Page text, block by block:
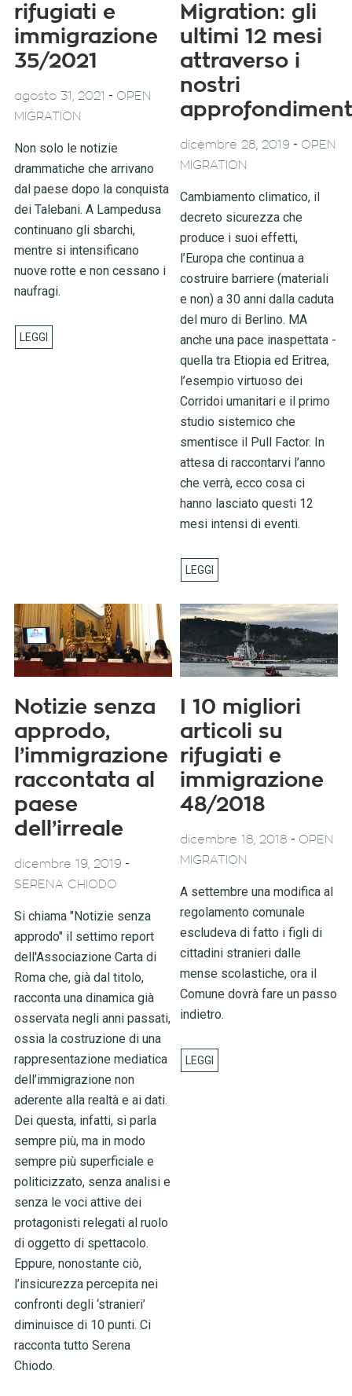
rifugiati e
immigrazione
35/2021
agosto 31, 2021 - OPEN
MIGRATION
Non solo le notizie
drammatiche che arrivano
dal paese dopo la conquista
dei Talebani. A Lampedusa
continuano gli sbarchi,
mentre si intensificano
nuove rotte e non cessano i
naufragi.
Migration: gli
ultimi 12 mesi
attraverso i
nostri
dicembre 28, 2019 - OPEN
MIGRATION
Cambiamento climatico, il
decreto sicurezza che
produce i suoi effetti,
l’Europa che continua a
costruire barriere (materiali
e non) a 30 anni dalla caduta
del muro di Berlino. MA
anche una pace inaspettata -
quella tra Etiopia ed Eritrea,
l’esempio virtuoso dei
Corridoi umanitari e il primo
studio sistemico che
smentisce il Pull Factor. In
attesa di raccontarvi l’anno
che verrà, ecco cosa ci
hanno lasciato questi 12
mesi intensi di eventi.
Notizie senza
approdo,
l’immigrazione
raccontata al
paese
dell’irreale
dicembre 19, 2019 -
SERENA CHIODO
Si chiama "Notizie senza
approdo" il settimo report
dell'Associazione Carta di
Roma che, già dal titolo,
racconta una dinamica già
osservata negli anni passati,
ossia la costruzione di una
rappresentazione mediatica
dell’immigrazione non
aderente alla realtà e ai dati.
Dei questa, infatti, si parla
sempre più, ma in modo
sempre più superficiale e
politicizzato, senza analisi e
senza le voci attive dei
protagonisti relegati al ruolo
di oggetto di spettacolo.
Eppure, nonostante ciò,
l’insicurezza percepita nei
confronti degli ‘stranieri’
diminuisce di 10 punti. Ci
racconta tutto Serena
Chiodo.
I 10 migliori
articoli su
rifugiati e
immigrazione
48/2018
dicembre 18, 2018 - OPEN
MIGRATION
A settembre una modifica al
regolamento comunale
escludeva di fatto i figli di
cittadini stranieri dalle
mense scolastiche, ora il
Comune dovrà fare un passo
indietro.